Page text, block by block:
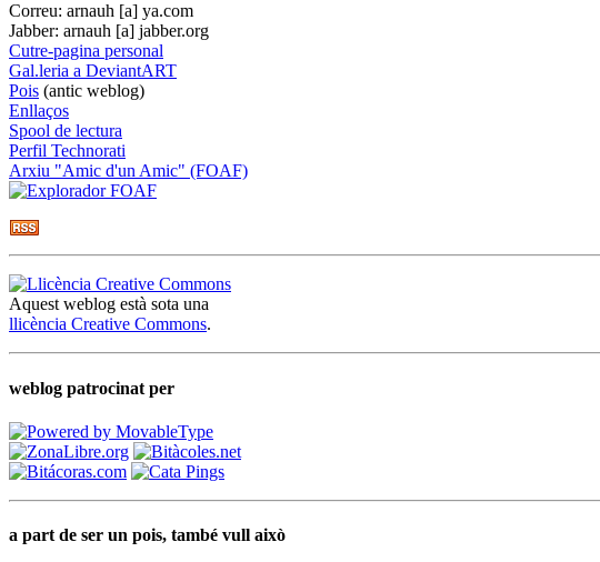
Correu: arnauh [a] ya.com
Jabber: arnauh [a] jabber.org
Cutre-pagina personal
Gal.leria a DeviantART
Pois (antic weblog)
Enllaços
Spool de lectura
Perfil Technorati
Arxiu "Amic d'un Amic" (FOAF)
Aquest weblog està sota una
llicència Creative Commons.
weblog patrocinat per
a part de ser un pois, també vull això